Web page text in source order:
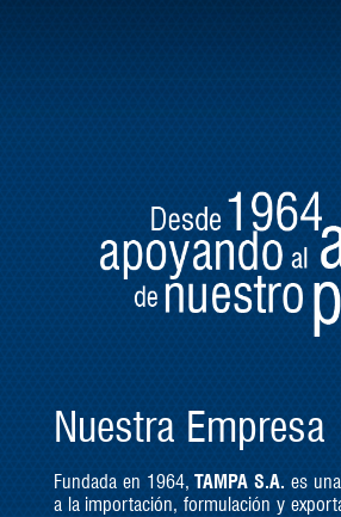
Nuestra Empresa
Fundada en 1964,TAMPA S.A. es
a la importación, formulación y